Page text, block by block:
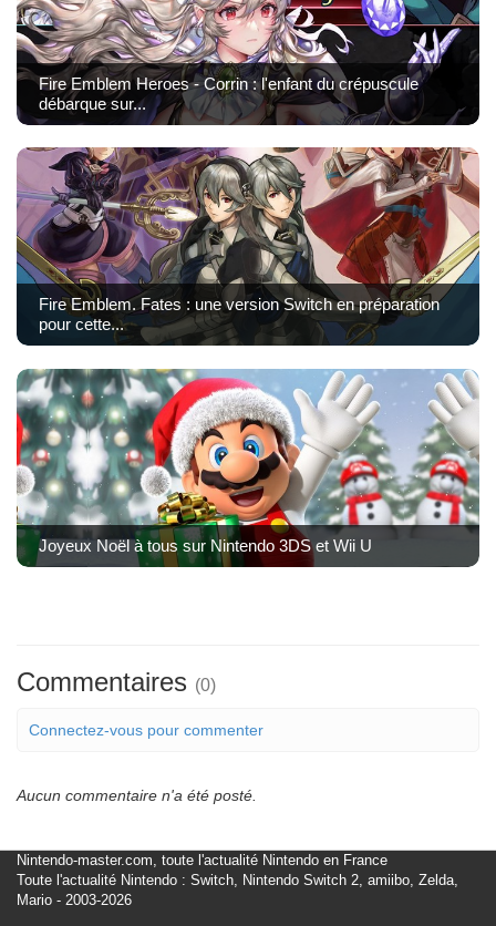
Fire Emblem Heroes - Corrin : l'enfant du crépuscule
débarque sur...
Fire Emblem. Fates : une version Switch en préparation
pour cette...
Joyeux Noël à tous sur Nintendo 3DS et Wii U
Commentaires (0)
Connectez-vous pour commenter
Aucun commentaire n'a été posté.
Nintendo-master.com, toute l'actualité Nintendo en France
Toute l'actualité Nintendo : Switch, Nintendo Switch 2, amiibo, Zelda,
Mario - 2003-2026